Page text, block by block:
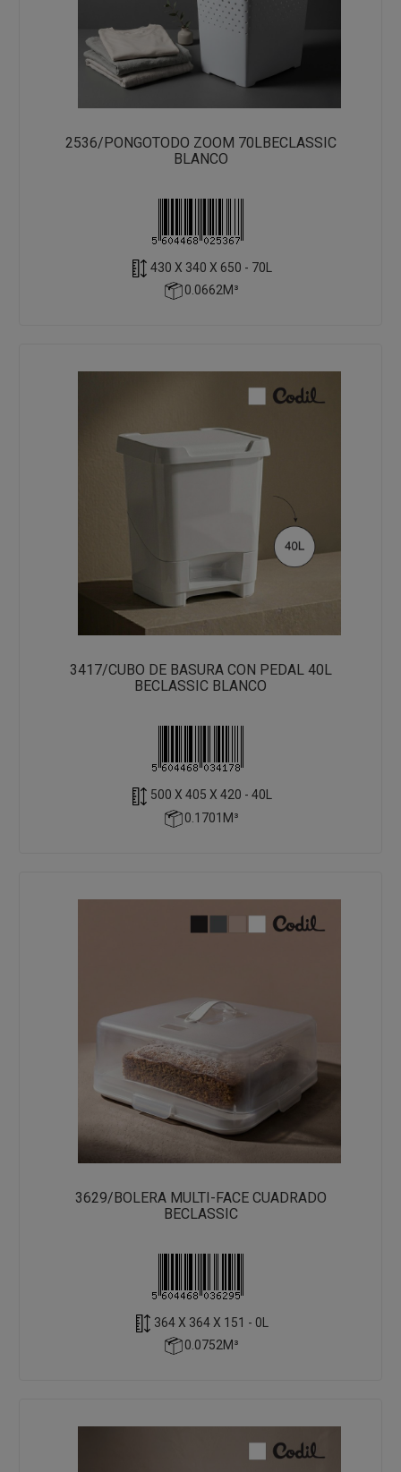
2536/PONGOTODO ZOOM 70LBECLASSIC
BLANCO
430 X 340 X 650 - 70L
0.0662M³
3417/CUBO DE BASURA CON PEDAL 40L
BECLASSIC BLANCO
500 X 405 X 420 - 40L
0.1701M³
3629/BOLERA MULTI-FACE CUADRADO
BECLASSIC
364 X 364 X 151 - 0L
0.0752M³